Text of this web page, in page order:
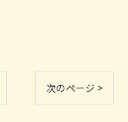
次のページ >